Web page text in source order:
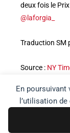
En poursuivant
l’utilisation
deux fois le
@laforgia_
Traduction SM
Source : NY
Partager :